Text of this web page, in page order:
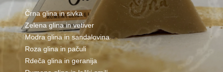
Črna glina in sivka
Zelena glina in vetiver
Modra glina in sandalovina
Roza glina in pačuli
Rdeča glina in geranija